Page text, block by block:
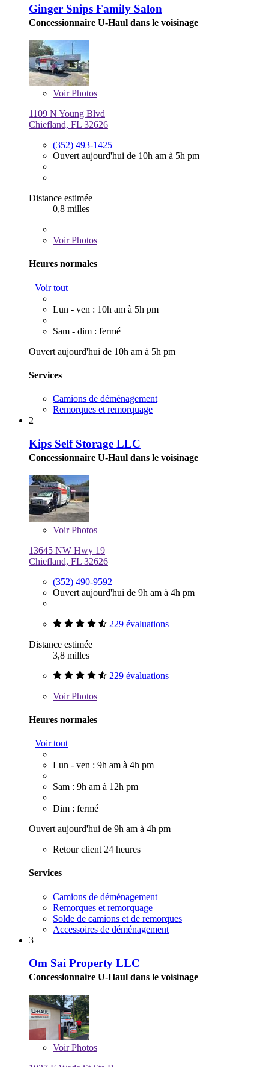
Ginger Snips Family Salon
Concessionnaire U-Haul dans le voisinage
VoirPhotos
1109 N Young Blvd
Chiefland, FL 32626
(352) 493-1425
Ouvert aujourd'hui de 10h am à 5h pm
Distance estimée
0,8 milles
VoirPhotos
Heures normales
Voir tout
Lun - ven : 10h am à 5h pm
Sam - dim : fermé
Ouvert aujourd'hui de 10h am à 5h pm
Services
Camions de déménagement
Remorques et remorquage
2
Kips Self Storage LLC
Concessionnaire U-Haul dans le voisinage
VoirPhotos
13645 NW Hwy 19
Chiefland, FL 32626
(352) 490-9592
Ouvert aujourd'hui de 9h am à 4h pm
229 évaluations
Distance estimée
3,8 milles
229 évaluations
VoirPhotos
Heures normales
Voir tout
Lun - ven : 9h am à 4h pm
Sam : 9h am à 12h pm
Dim : fermé
Ouvert aujourd'hui de 9h am à 4h pm
Retour client 24 heures
Services
Camions de déménagement
Remorques et remorquage
Solde de camions et de remorques
Accessoires de déménagement
3
Om Sai Property LLC
Concessionnaire U-Haul dans le voisinage
VoirPhotos